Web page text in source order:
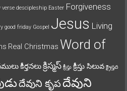
verse descipleship Easter Forgiveness
good friday Gospel Jesus Living
Real Christmas Word of
కీర్తనలుక్రిస్మస్ క్రీస్తు క్రీస్తు సిలువ క్రైస్తవ
దేవుని కృపదేవుని